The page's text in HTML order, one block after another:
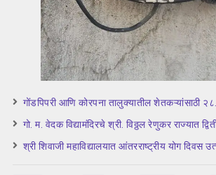
गोंडपिपरी आणि कोरपना तालुक्यातील शेतकऱ्यांसाठी
गो. म. वेदक विद्यामंदिरचे श्री. विठ्ठल रेणुकर राज्यात
श्री शिवाजी महाविद्यालयात आंतरराष्ट्रीय योग दिवस